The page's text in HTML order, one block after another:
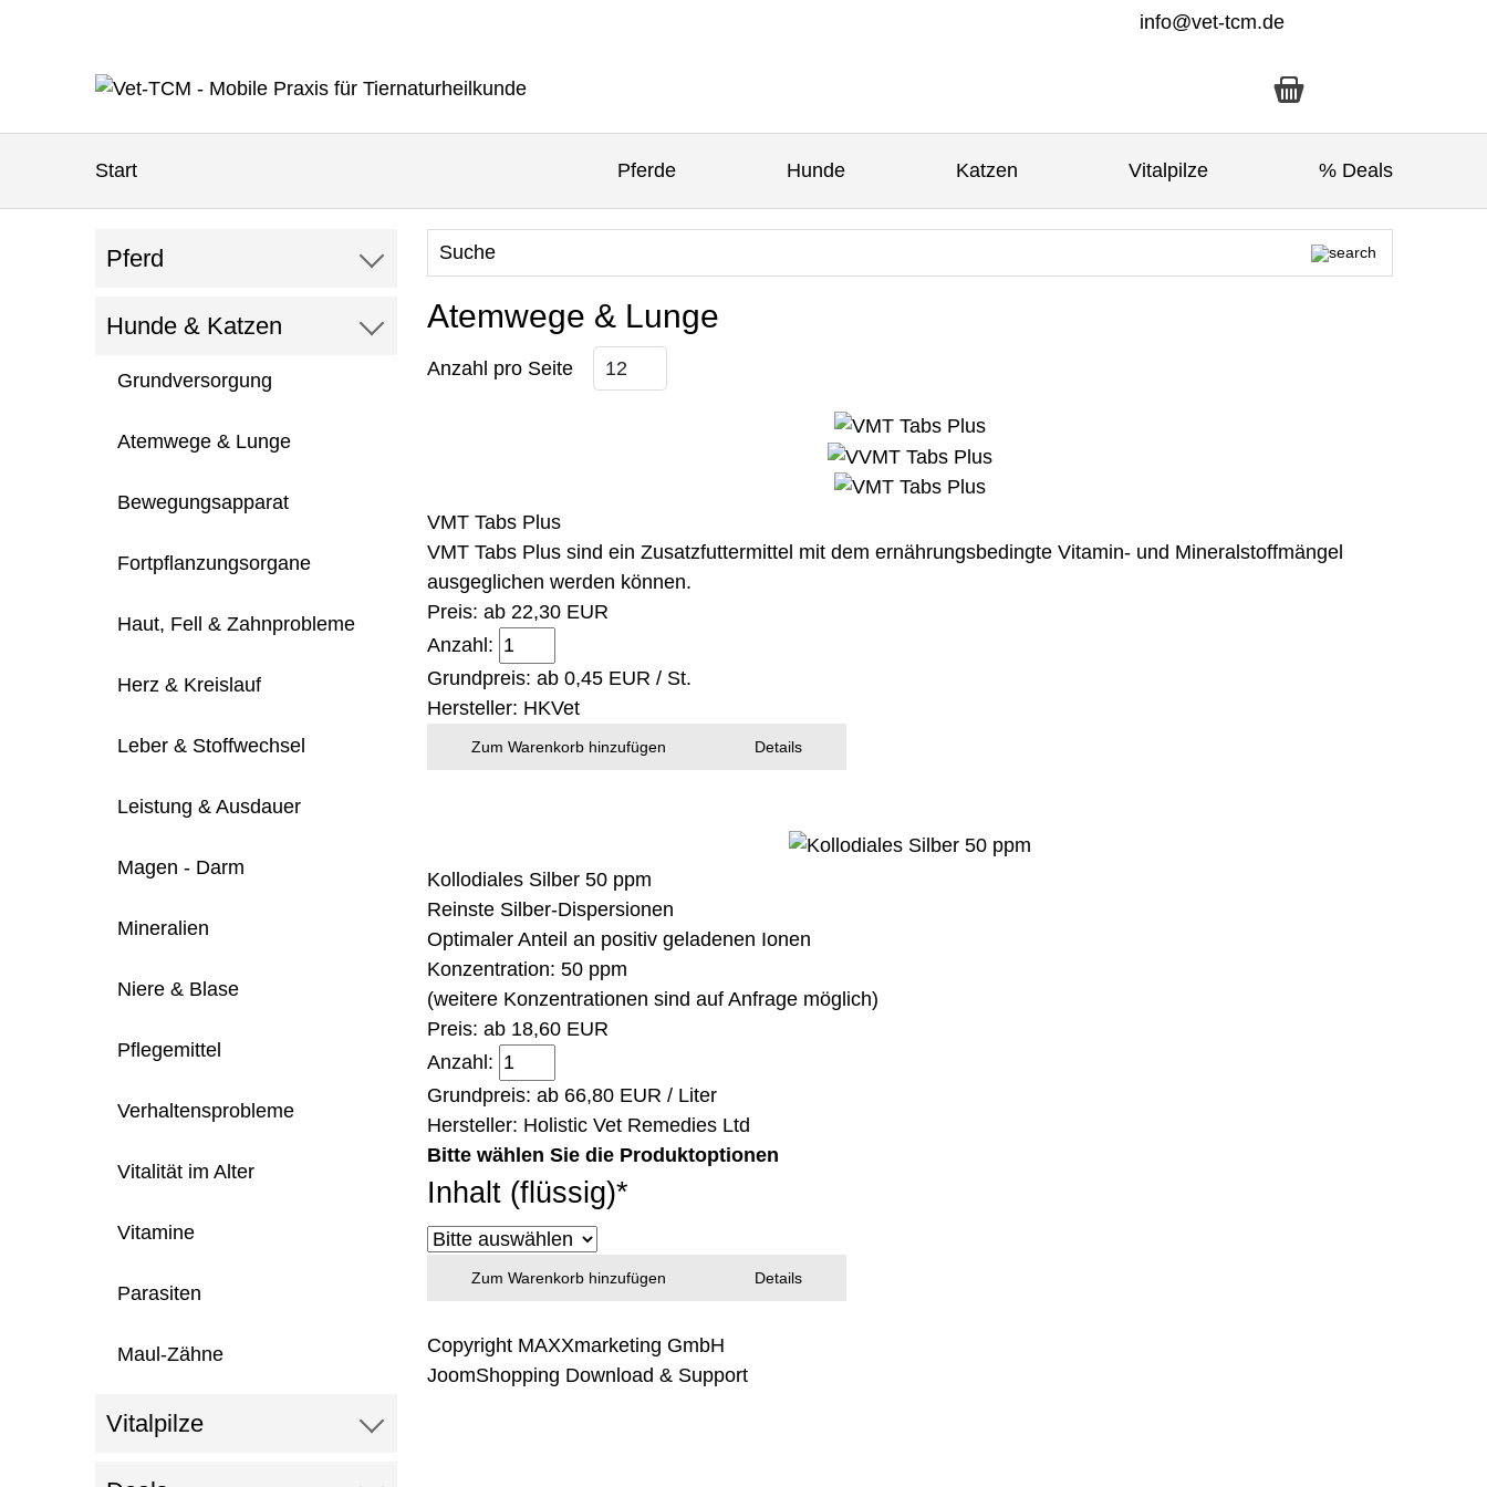
info@vet-tcm.de
Start Pferde Hunde Katzen Vitalpilze % Deals
Pferd
Hunde & Katzen
Grundversorgung
Atemwege & Lunge
Bewegungsapparat
Fortpflanzungsorgane
Haut, Fell & Zahnprobleme
Herz & Kreislauf
Leber & Stoffwechsel
Leistung & Ausdauer
Magen - Darm
Mineralien
Niere & Blase
Pflegemittel
Verhaltensprobleme
Vitalität im Alter
Vitamine
Parasiten
Maul-Zähne
Vitalpilze
Atemwege & Lunge
Anzahl pro Seite
VMT Tabs Plus
VMT Tabs Plus sind ein Zusatzfuttermittel mit dem ernährungsbedingte Vitamin- und Mineralstoffmängel
ausgeglichen werden können.
Preis: ab 22,30 EUR
Anzahl:
Grundpreis: ab 0,45 EUR / St.
Hersteller: HKVet
Zum Warenkorb hinzufügen Details
Kollodiales Silber 50 ppm
Reinste Silber-Dispersionen
Optimaler Anteil an positiv geladenen Ionen
Konzentration: 50 ppm
(weitere Konzentrationen sind auf Anfrage möglich)
Preis: ab 18,60 EUR
Anzahl:
Grundpreis: ab 66,80 EUR / Liter
Hersteller: Holistic Vet Remedies Ltd
Bitte wählen Sie die Produktoptionen
Inhalt (flüssig)*
Zum Warenkorb hinzufügen Details
Copyright MAXXmarketing GmbH
JoomShopping Download & Support